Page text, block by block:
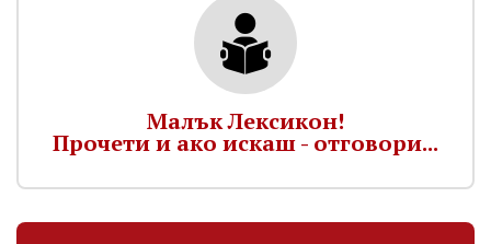
Малък Лексикон!
Прочети и ако искаш - отговори...